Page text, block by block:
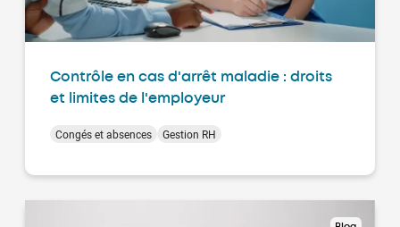
Contrôle en cas d'arrêt maladie : droits
et limites de l'employeur
Congés et absences Gestion RH